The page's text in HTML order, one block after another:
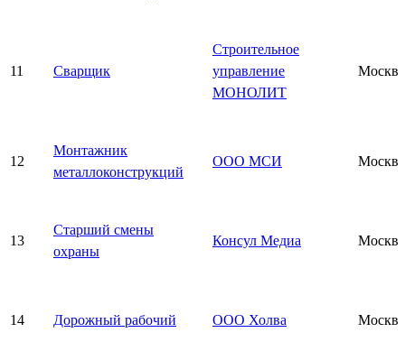
11 Сварщик
Строительное
управление
МОНОЛИТ
Москва
12
Монтажник
металлоконструкций
ООО МСИ Москва
13
Старший смены
охраны
Консул Медиа Москва
14 Дорожный рабочий ООО Холва Москва